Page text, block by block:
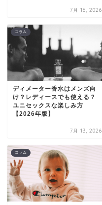
7月 16, 2026
コラム
ディメーター香水はメンズ向
け？レディースでも使える？
ユニセックスな楽しみ方
【2026年版】
7月 13, 2026
コラム